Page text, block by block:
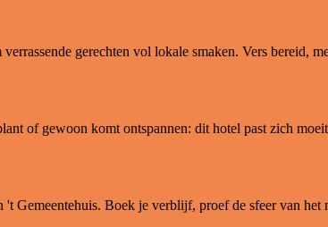
gerechten vol lokale smaken. Vers
of gewoon komt ontspannen: dit hotel past zich
Gemeentehuis. Boek je verblijf, proef de sfeer van het